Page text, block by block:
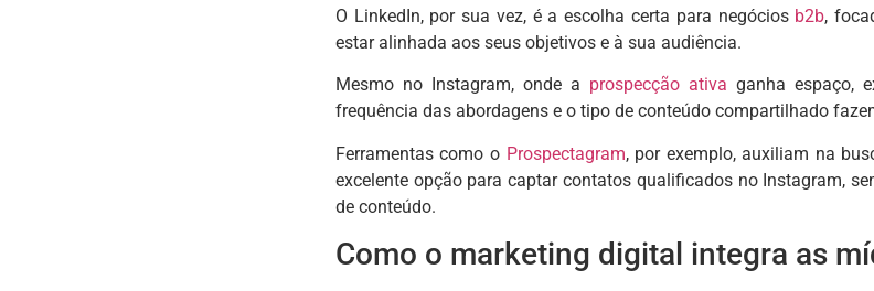
O LinkedIn, por sua vez, é a escolha certa para negócios b2b,
estar alinhada aos seus objetivos e à sua audiência.
Mesmo no Instagram, onde a prospecção ativa ganha espaço,
frequência das abordagens e o tipo de conteúdo compartilhado
Ferramentas como o Prospectagram, por exemplo, auxiliam na
excelente opção para captar contatos qualificados no Instagram,
de conteúdo.
Como o marketing digital integra as